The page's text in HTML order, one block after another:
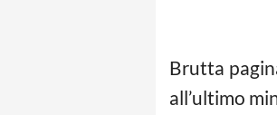
Brutta
all’ultimo